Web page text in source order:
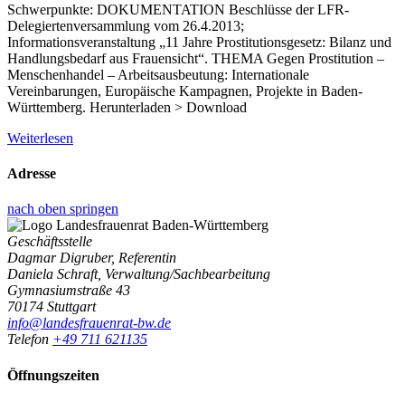
Schwerpunkte: DOKUMENTATION Beschlüsse der LFR-
Delegiertenversammlung vom 26.4.2013;
Informationsveranstaltung „11 Jahre Prostitutionsgesetz: Bilanz und
Handlungsbedarf aus Frauensicht“. THEMA Gegen Prostitution –
Menschenhandel – Arbeitsausbeutung: Internationale
Vereinbarungen, Europäische Kampagnen, Projekte in Baden-
Württemberg. Herunterladen > Download
Weiterlesen
Adresse
nach oben springen
Geschäftsstelle
Dagmar Digruber, Referentin
Daniela Schraft, Verwaltung/Sachbearbeitung
Gymnasiumstraße 43
70174 Stuttgart
info@landesfrauenrat-bw.de
Telefon +49 711 621135
Öffnungszeiten